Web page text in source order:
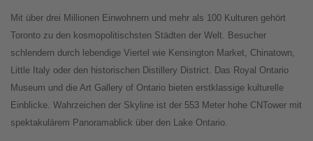
Mit über drei Millionen Einwohnern und mehr als 100 Kulturen gehört
Toronto zu den kosmopolitischsten Städten der Welt. Besucher
schlendern durch lebendige Viertel wie Kensington Market, Chinatown,
Little Italy oder den historischen Distillery District. Das Royal Ontario
Museum und die Art Gallery of Ontario bieten erstklassige kulturelle
Einblicke. Wahrzeichen der Skyline ist der 553 Meter hohe CNTower mit
spektakulärem Panoramablick über den Lake Ontario.